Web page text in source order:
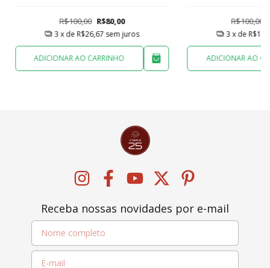
R$100,00 R$80,00
3x de R$26,67 sem juros
ADICIONAR AO CARRINHO
R$100,00
3 x de
ADICIONAR AO
Receba nossas novidades por e-mail